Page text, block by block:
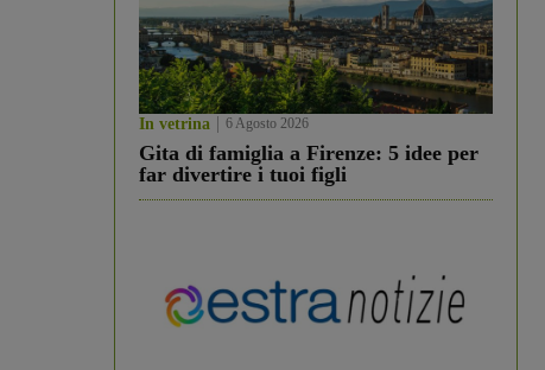
In vetrina 6 Agosto 2026
Gita di famiglia a Firenze: 5 idee per
far divertire i tuoi figli